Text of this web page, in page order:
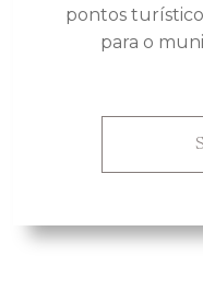
pontos
para o